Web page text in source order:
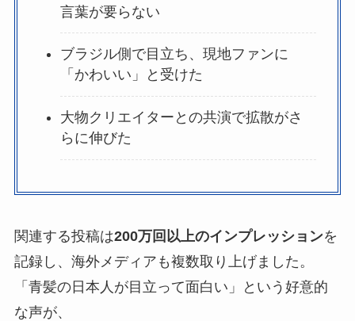
言葉が要らない
ブラジル側で目立ち、現地ファンに
「かわいい」と受けた
大物クリエイターとの共演で拡散がさ
らに伸びた
関連する投稿は200万回以上のインプレッションを
記録し、海外メディアも複数取り上げました。
「青髪の日本人が目立って面白い」という好意的
な声が、